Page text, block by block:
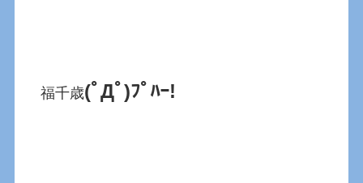
福千歳(ﾟДﾟ)ﾌﾟﾊｰ!